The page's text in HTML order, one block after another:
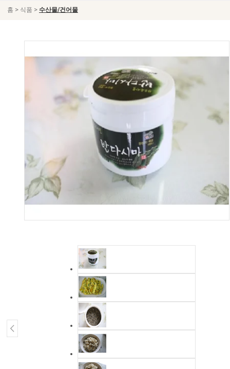
홈 > 식품 > 수산물/건어물